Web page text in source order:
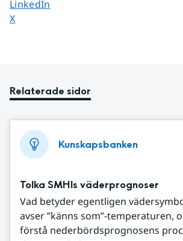
Dela sidan på
LinkedIn
Dela sidan på
X
Relaterade sidor
Kunskapsbanken
Tolka SMHIs väderprognoser
Vad betyder egentligen
avser ”känns som”-temperaturen,
förstå nederbördsprognosens